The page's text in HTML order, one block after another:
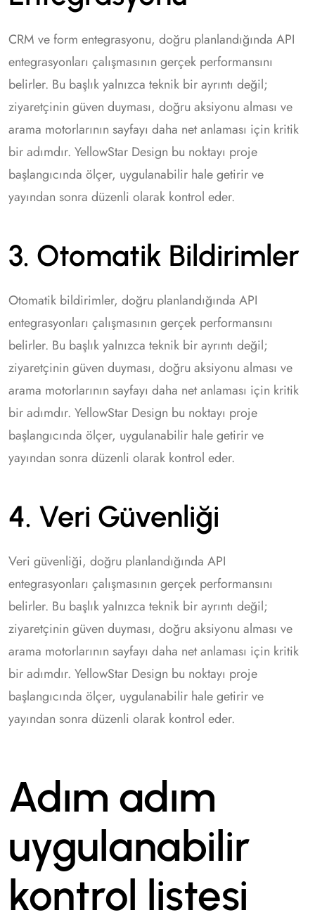
CRM ve form entegrasyonu, doğru planlandığında API
entegrasyonları çalışmasının gerçek performansını
belirler. Bu başlık yalnızca teknik bir ayrıntı değil;
ziyaretçinin güven duyması, doğru aksiyonu alması ve
arama motorlarının sayfayı daha net anlaması için kritik
bir adımdır. YellowStar Design bu noktayı proje
başlangıcında ölçer, uygulanabilir hale getirir ve
yayından sonra düzenli olarak kontrol eder.
3. Otomatik Bildirimler
Otomatik bildirimler, doğru planlandığında API
entegrasyonları çalışmasının gerçek performansını
belirler. Bu başlık yalnızca teknik bir ayrıntı değil;
ziyaretçinin güven duyması, doğru aksiyonu alması ve
arama motorlarının sayfayı daha net anlaması için kritik
bir adımdır. YellowStar Design bu noktayı proje
başlangıcında ölçer, uygulanabilir hale getirir ve
yayından sonra düzenli olarak kontrol eder.
4. Veri Güvenliği
Veri güvenliği, doğru planlandığında API
entegrasyonları çalışmasının gerçek performansını
belirler. Bu başlık yalnızca teknik bir ayrıntı değil;
ziyaretçinin güven duyması, doğru aksiyonu alması ve
arama motorlarının sayfayı daha net anlaması için kritik
bir adımdır. YellowStar Design bu noktayı proje
başlangıcında ölçer, uygulanabilir hale getirir ve
yayından sonra düzenli olarak kontrol eder.
Adım adım
uygulanabilir
kontrol listesi